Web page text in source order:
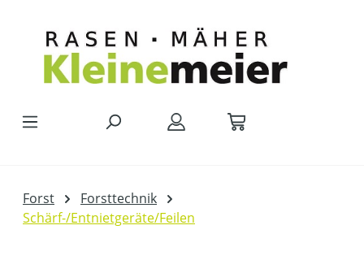
Forst
Forsttechnik
Schärf-/Entnietgeräte/Feilen